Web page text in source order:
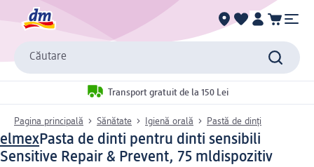
Căutare
Transport gratuit de la 150 Lei
Pagina principală Sănătate Igienă orală Pastă de dinți
elmexPasta de dinti pentru dinti sensibili
Sensitive Repair & Prevent, 75 mldispozitiv